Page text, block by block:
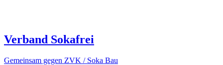
Verband Sokafrei
Gemeinsam gegen ZVK / Soka Bau